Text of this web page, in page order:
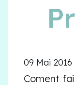
09 Mai 2016
Coment